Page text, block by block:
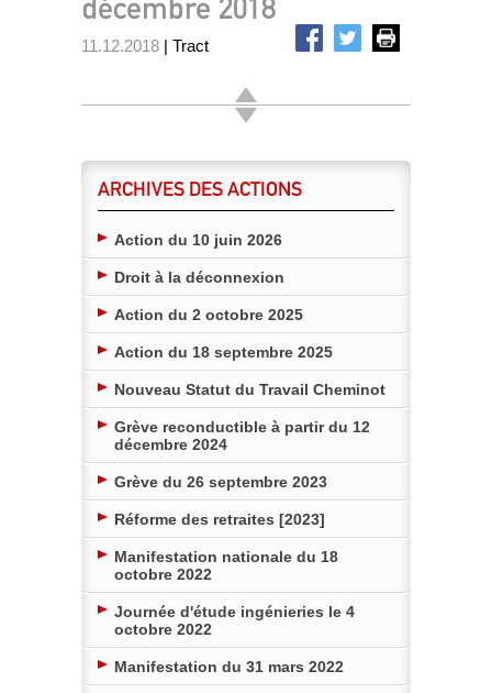
décembre 2018
11.12.2018 | Tract
ARCHIVES DES ACTIONS
Action du 10 juin 2026
Droit à la déconnexion
Action du 2 octobre 2025
Action du 18 septembre 2025
Nouveau Statut du Travail Cheminot
Grève reconductible à partir du 12
décembre 2024
Grève du 26 septembre 2023
Réforme des retraites [2023]
Manifestation nationale du 18
octobre 2022
Journée d'étude ingénieries le 4
octobre 2022
Manifestation du 31 mars 2022